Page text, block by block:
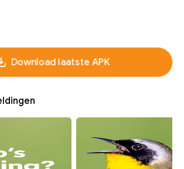
Download laatste APK